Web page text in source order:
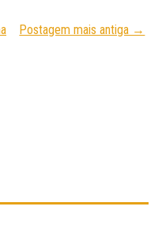
Postagem mais antiga →